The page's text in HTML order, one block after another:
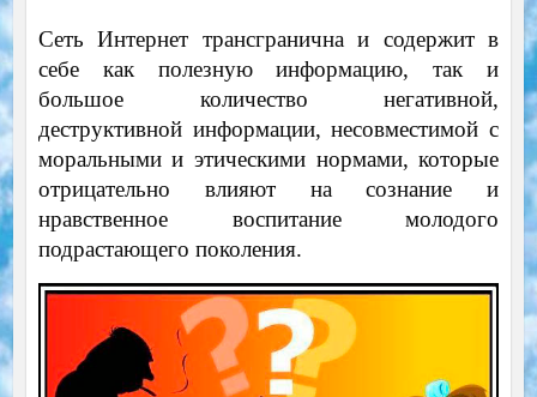
Сеть Интернет трансгранична и содержит в
себе как полезную информацию, так и
большое количество негативной,
деструктивной информации, несовместимой с
моральными и этическими нормами, которые
отрицательно влияют на сознание и
нравственное воспитание молодого
подрастающего поколения.